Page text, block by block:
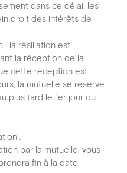
dans ce délai, les
droit des intérêts de
: la résiliation est
la réception de la
cette réception est
la mutuelle se réserve
plus tard le 1er jour du
:
par la mutuelle, vous
fin à la date